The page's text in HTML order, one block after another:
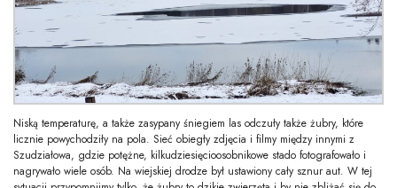
Niską temperaturę, a także zasypany śniegiem las odczuły także żubry, które
licznie powychodziły na pola. Sieć obiegły zdjęcia i filmy między innymi z
Szudziałowa, gdzie potężne, kilkudziesięcioosobnikowe stado fotografowało i
nagrywało wiele osób. Na wiejskiej drodze był ustawiony cały sznur aut. W tej